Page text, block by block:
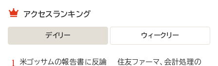
アクセスランキング
デイリー ウィークリー
米ゴッサムの報告書に反論 住友ファーマ、会計処理の